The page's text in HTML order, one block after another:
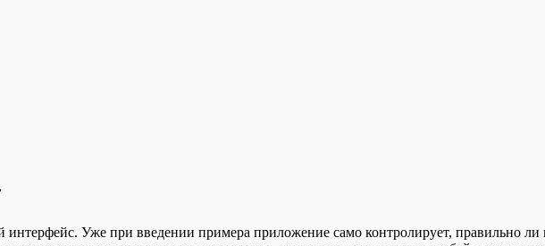
Уже при введении примера приложение само контролирует, правильно